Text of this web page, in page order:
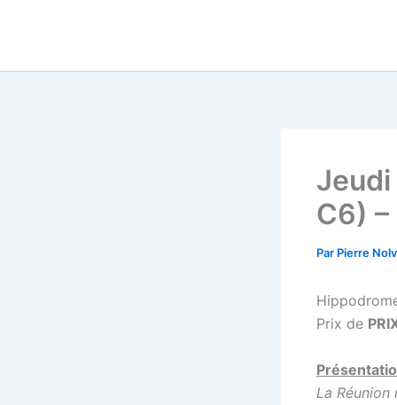
C6) –
Par Pierre
Prix de
La Réunion